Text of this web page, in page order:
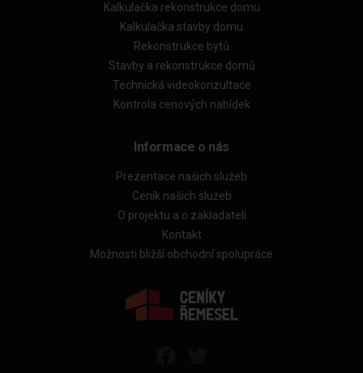
Kalkulačka rekonstrukce domu
Kalkulačka stavby domu
Rekonstrukce bytů
Stavby a rekonstrukce domů
Technická videokonzultace
Kontrola cenových nabídek
Informace o nás
Prezentace našich služeb
Ceník našich služeb
O projektu a o zakladateli
Kontakt
Možnosti bližší obchodní spolupráce